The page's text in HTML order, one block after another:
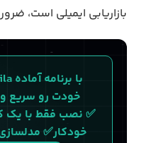
بازاریابی ایمیلی است،
خودت رو سریع
خودکار✅